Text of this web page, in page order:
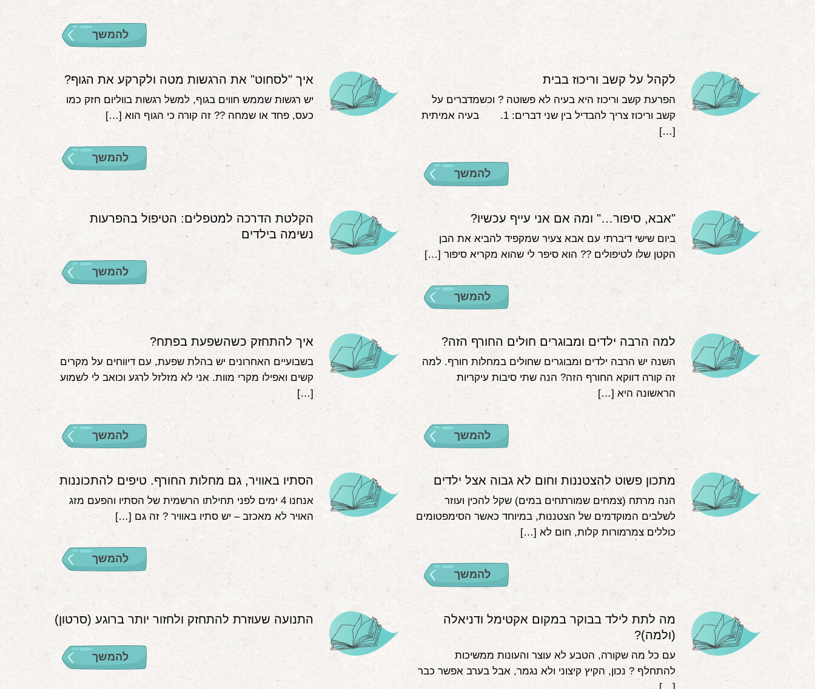
להמשך
לקהל על קשב וריכוז בבית
הפרעת קשב וריכוז היא בעיה לא פשוטה ? וכשמדברים על
קשב וריכוז צריך להבדיל בין שני דברים: 1. בעיה אמיתית
[…]
להמשך
איך "לסחוט" את הרגשות מטה ולקרקע את הגוף?
יש רגשות שממש חווים בגוף, למשל רגשות בווליום חזק כמו
כעס, פחד או שמחה ?‍? זה קורה כי הגוף הוא […]
להמשך
"אבא, סיפור…" ומה אם אני עייף עכשיו?
ביום שישי דיברתי עם אבא צעיר שמקפיד להביא את הבן
הקטן שלו לטיפולים ?‍? הוא סיפר לי שהוא מקריא סיפור […]
להמשך
הקלטת הדרכה למטפלים: הטיפול בהפרעות
נשימה בילדים
להמשך
למה הרבה ילדים ומבוגרים חולים החורף הזה?
השנה יש הרבה ילדים ומבוגרים שחולים במחלות חורף. למה
זה קורה דווקא החורף הזה? הנה שתי סיבות עיקריות
הראשונה היא […]
להמשך
איך להתחזק כשהשפעת בפתח?
בשבועיים האחרונים יש בהלת שפעת, עם דיווחים על מקרים
קשים ואפילו מקרי מוות. אני לא מזלזל לרגע וכואב לי לשמוע
[…]
להמשך
מתכון פשוט להצטננות וחום לא גבוה אצל ילדים
הנה מרתח (צמחים שמורתחים במים) שקל להכין ועוזר
לשלבים המוקדמים של הצטננות, במיוחד כאשר הסימפטומים
כוללים צמרמורות קלות, חום לא […]
להמשך
הסתיו באוויר, גם מחלות החורף. טיפים להתכוננות
אנחנו 4 ימים לפני תחילתו הרשמית של הסתיו והפעם מזג
האויר לא מאכזב – יש סתיו באוויר ? זה גם […]
להמשך
מה לתת לילד בבוקר במקום אקטימל ודניאלה
(ולמה)?
עם כל מה שקורה, הטבע לא עוצר והעונות ממשיכות
להתחלף ? נכון, הקיץ קיצוני ולא נגמר, אבל בערב אפשר כבר
התנועה שעוזרת להתחזק ולחזור יותר ברוגע (סרטון)
להמשך